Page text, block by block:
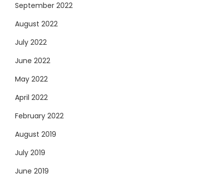
September 2022
August 2022
July 2022
June 2022
May 2022
April 2022
February 2022
August 2019
July 2019
June 2019